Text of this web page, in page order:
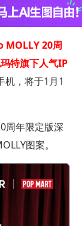
MOLLY 20周
特旗下人气IP
机，将于1月1
周年限定版深
图案。